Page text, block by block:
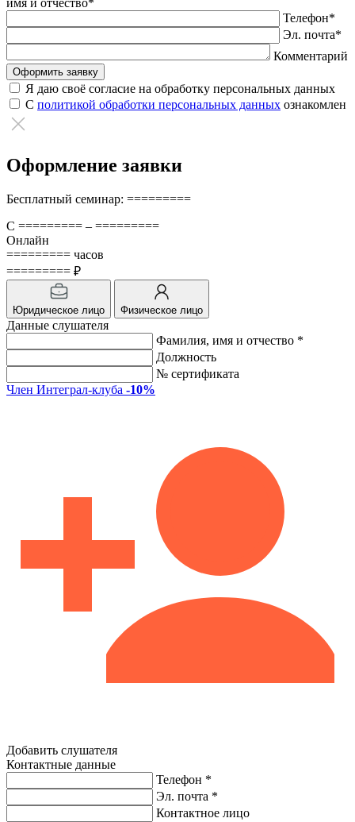
пустым.
имя и отчество*
Телефон*
Эл. почта*
Комментарий
Я даю своё согласие на обработку персональных данных
С политикой обработки персональных данных ознакомлен
Оформление заявки
Бесплатный семинар: =========
С ========= – =========
Онлайн
========= часов
========= ₽
Юридическое лицо Физическое лицо
Данные слушателя
Фамилия, имя и отчество *
Должность
№ сертификата
Член Интеграл-клуба -10%
Добавить слушателя
Контактные данные
Телефон *
Эл. почта *
Контактное лицо